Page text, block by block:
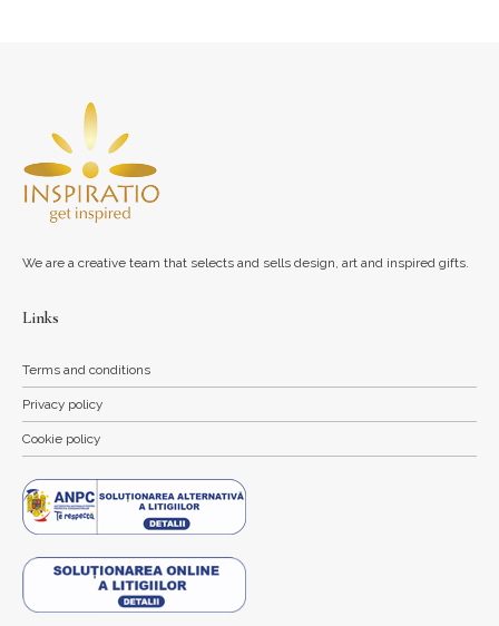
We are a creative team that selects and sells design, art and inspired gifts.
Links
Terms and conditions
Privacy policy
Cookie policy